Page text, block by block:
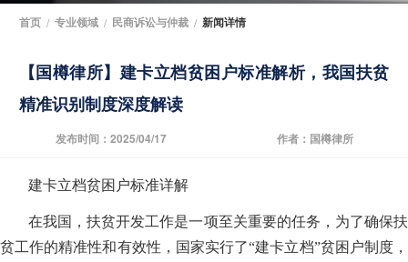
首页 / 专业领域 / 民商诉讼与仲裁 / 新闻详情
【国樽律所】建卡立档贫困户标准解析，我国扶贫
精准识别制度深度解读
发布时间：2025/04/17 作者：国樽律所
建卡立档贫困户标准详解
在我国，扶贫开发工作是一项至关重要的任务，为了确保扶
贫工作的精准性和有效性，国家实行了“建卡立档”贫困户制度，